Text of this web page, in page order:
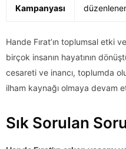
Kampanyası
Hande Fırat’ın toplumsal etki
birçok insanın hayatının
cesareti ve inancı, toplumda
ilham kaynağı olmaya devam
Sık Sorulan